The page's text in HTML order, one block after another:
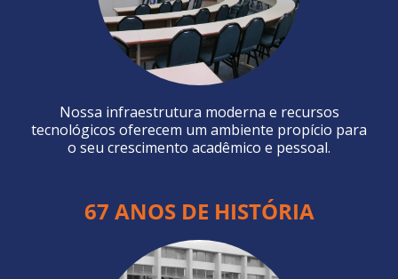
Nossa infraestrutura moderna e recursos
tecnológicos oferecem um ambiente propício para
o seu crescimento acadêmico e pessoal.
67 ANOS DE HISTÓRIA